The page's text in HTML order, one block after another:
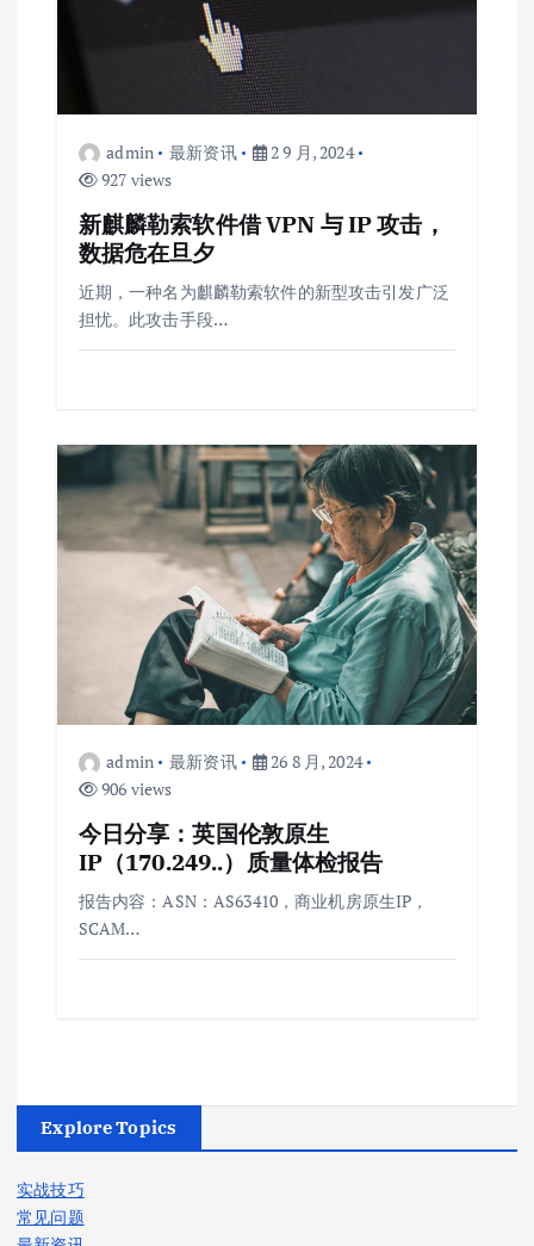
admin 最新资讯
2 9 月, 2024
927 views
新麒麟勒索软件借 VPN 与 IP 攻击，
数据危在旦夕
近期，一种名为麒麟勒索软件的新型攻击引发广泛
担忧。此攻击手段…
admin 最新资讯
26 8 月, 2024
906 views
今日分享：英国伦敦原生
IP（170.249..）质量体检报告
报告内容：ASN：AS63410，商业机房原生IP，
SCAM…
Explore Topics
实战技巧
常见问题